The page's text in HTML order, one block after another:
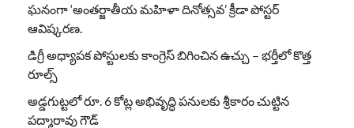
ఘనంగా ‘అంతర్జాతీయ మహిళా దినోత్సవ’ క్రీడా పోస్టర్
ఆవిష్కరణ.
డిగ్రీ అధ్యాపక పోస్టులకు కాంగ్రెస్ బిగించిన ఉచ్చు – భర్తీలో కొత్త
రూల్స్
అడ్డగుట్టలో రూ. 6 కోట్ల అభివృద్ధి పనులకు శ్రీకారం చుట్టిన
పద్మారావు గౌడ్